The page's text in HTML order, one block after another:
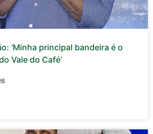
‘Minha principal bandeira é o
Vale do Café’